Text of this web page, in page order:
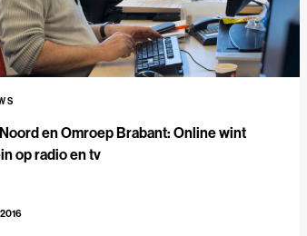
en Omroep Brabant: Online wint
op radio en tv